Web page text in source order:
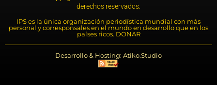
derechos reservados.
IPS es la única organización periodística mundial con más
personal y corresponsales en el mundo en desarrollo que en los
países ricos. DONAR
Desarrollo & Hosting: Atiko.Studio